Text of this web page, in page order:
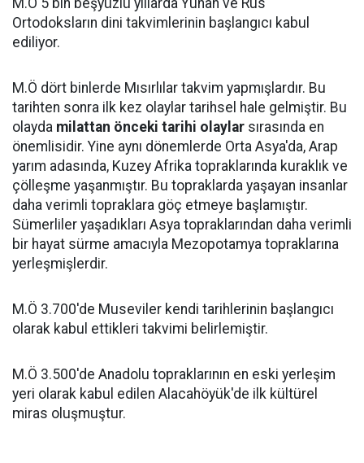
M.Ö 5 bin beşyüzlü yıllarda Yunan ve Rus
Ortodoksların dini takvimlerinin başlangıcı kabul
ediliyor.
M.Ö dört binlerde Mısırlılar takvim yapmışlardır. Bu
tarihten sonra ilk kez olaylar tarihsel hale gelmiştir. Bu
olayda milattan önceki tarihi olaylar sırasında en
önemlisidir. Yine aynı dönemlerde Orta Asya'da, Arap
yarım adasında, Kuzey Afrika topraklarında kuraklık ve
çölleşme yaşanmıştır. Bu topraklarda yaşayan insanlar
daha verimli topraklara göç etmeye başlamıştır.
Sümerliler yaşadıkları Asya topraklarından daha verimli
bir hayat sürme amacıyla Mezopotamya topraklarına
yerleşmişlerdir.
M.Ö 3.700'de Museviler kendi tarihlerinin başlangıcı
olarak kabul ettikleri takvimi belirlemiştir.
M.Ö 3.500'de Anadolu topraklarının en eski yerleşim
yeri olarak kabul edilen Alacahöyük'de ilk kültürel
miras oluşmuştur.